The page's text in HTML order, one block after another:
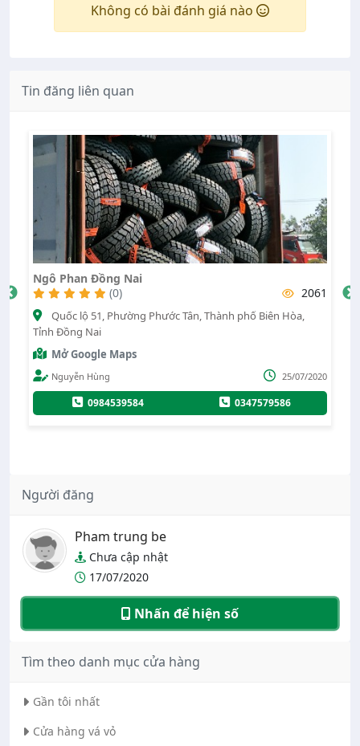
Không có bài đánh giá nào
Tin đăng liên quan
2061
Biên Hòa,
25/07/2020
Vá Vỏ Cường
, Xã Phú Cường, Huyện Định Quán, Tỉnh Đồng
Administrator
Người đăng
Pham trung be
Chưa cập nhật
17/07/2020
Nhấn để hiện số
Tìm theo danh mục cửa hàng
Gần tôi nhất
Cửa hàng vá vỏ